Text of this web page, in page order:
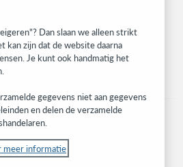
research, events, and much more—
Dan slaan we alleen strikt
kan zijn dat de website daarna
Je kunt ook handmatig het
gegevens niet aan gegevens
en delen de verzamelde
meer informatie